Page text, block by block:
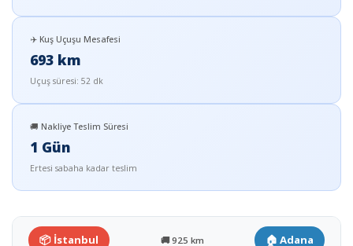
✈️ Kuş Uçuşu Mesafesi
693 km
Uçuş süresi: 52 dk
🚚 Nakliye Teslim Süresi
1 Gün
Ertesi sabaha kadar teslim
📦 İstanbul 🚚 925 km 🏠 Adana